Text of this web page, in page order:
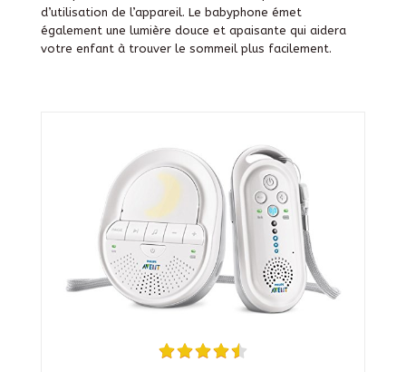
d’utilisation de l’appareil. Le babyphone émet
également une lumière douce et apaisante qui aidera
votre enfant à trouver le sommeil plus facilement.